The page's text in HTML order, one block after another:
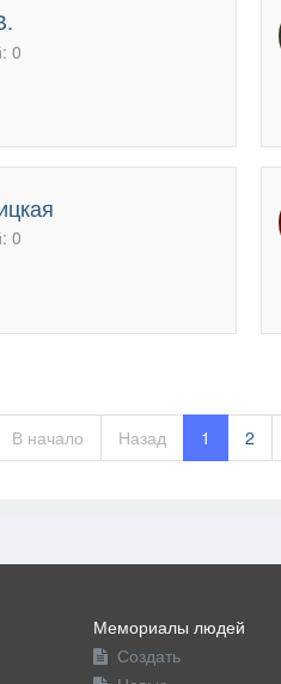
0
0
В начало Назад 1 2
Мемориалы людей
Создать